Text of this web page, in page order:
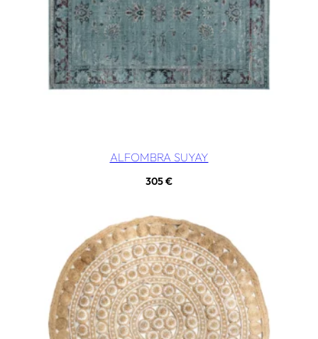
ALFOMBRA SUYAY
305€